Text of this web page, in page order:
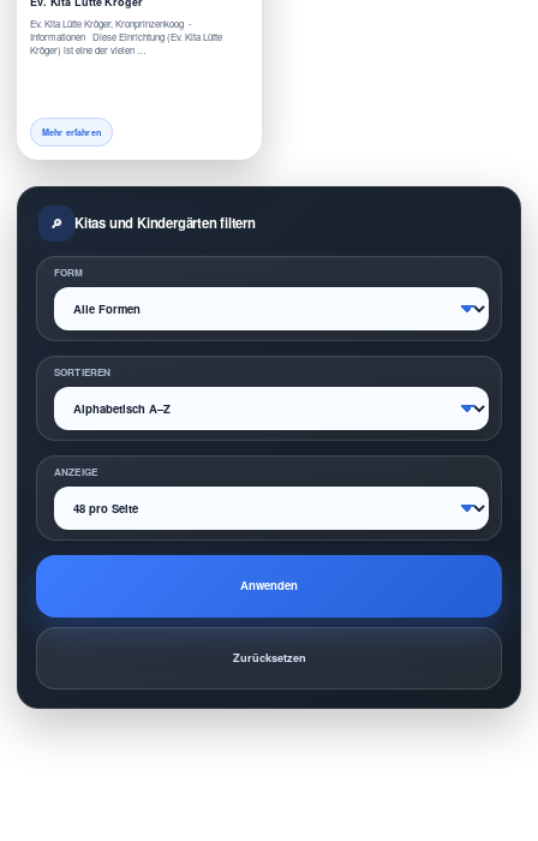
Ev. Kita Lütte Kröger, Kronprinzenkoog -
Informationen Diese Einrichtung (Ev. Kita Lütte
Kröger) ist eine der vielen …
Mehr erfahren
Kitas und Kindergärten filtern
FORM
SORTIEREN
ANZEIGE
Anwenden
Zurücksetzen